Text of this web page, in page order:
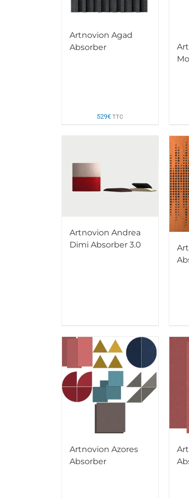
Artnovion Agad
Absorber
529€ TTC
Artnovion Andrea
Dimi Absorber 3.0
Artnovion Azores
Absorber